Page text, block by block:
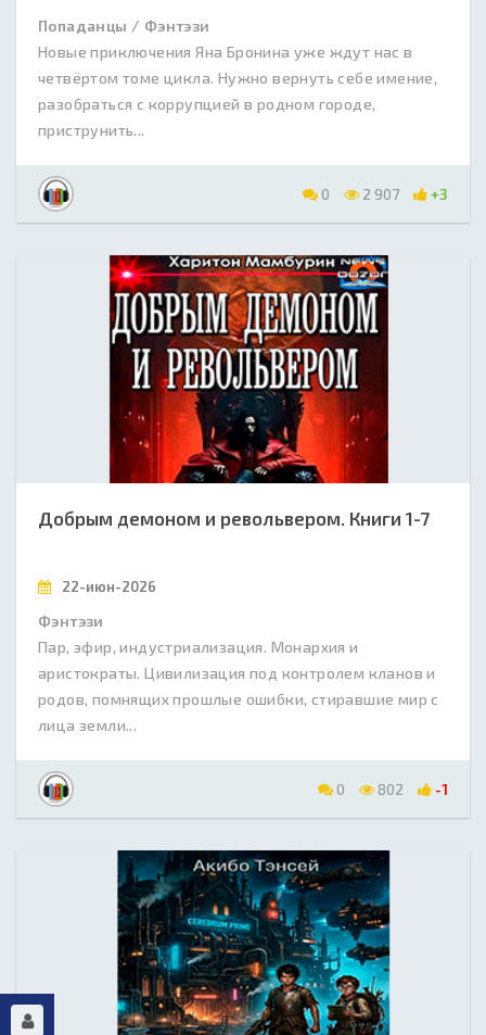
Попаданцы / Фэнтэзи
Новые приключения Яна Бронина уже ждут нас в
четвёртом томе цикла. Нужно вернуть себе имение,
разобраться с коррупцией в родном городе,
приструнить...
0 2 907 +3
Добрым демоном и револьвером. Книги 1-7
22-июн-2026
Фэнтэзи
Пар, эфир, индустриализация. Монархия и
аристократы. Цивилизация под контролем кланов и
родов, помнящих прошлые ошибки, стиравшие мир с
лица земли...
0 802 -1